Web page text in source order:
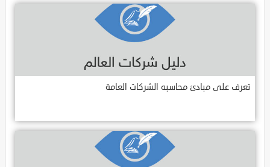
تعرف على مبادئ محاسبه الشركات العامة